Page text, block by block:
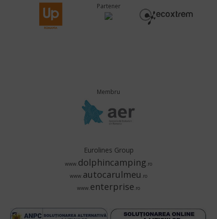
Partener
Membru
Eurolines Group
www.dolphincamping.ro
www.autocarulmeu .ro
www.enterprise.ro